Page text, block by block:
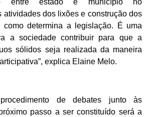
entre estado e município no
atividades dos lixões e construção dos
como determina a legislação. É uma
a sociedade contribuir para que a
sólidos seja realizada da maneira
explica Elaine Melo.
de debates junto às
passo a ser constituído será a